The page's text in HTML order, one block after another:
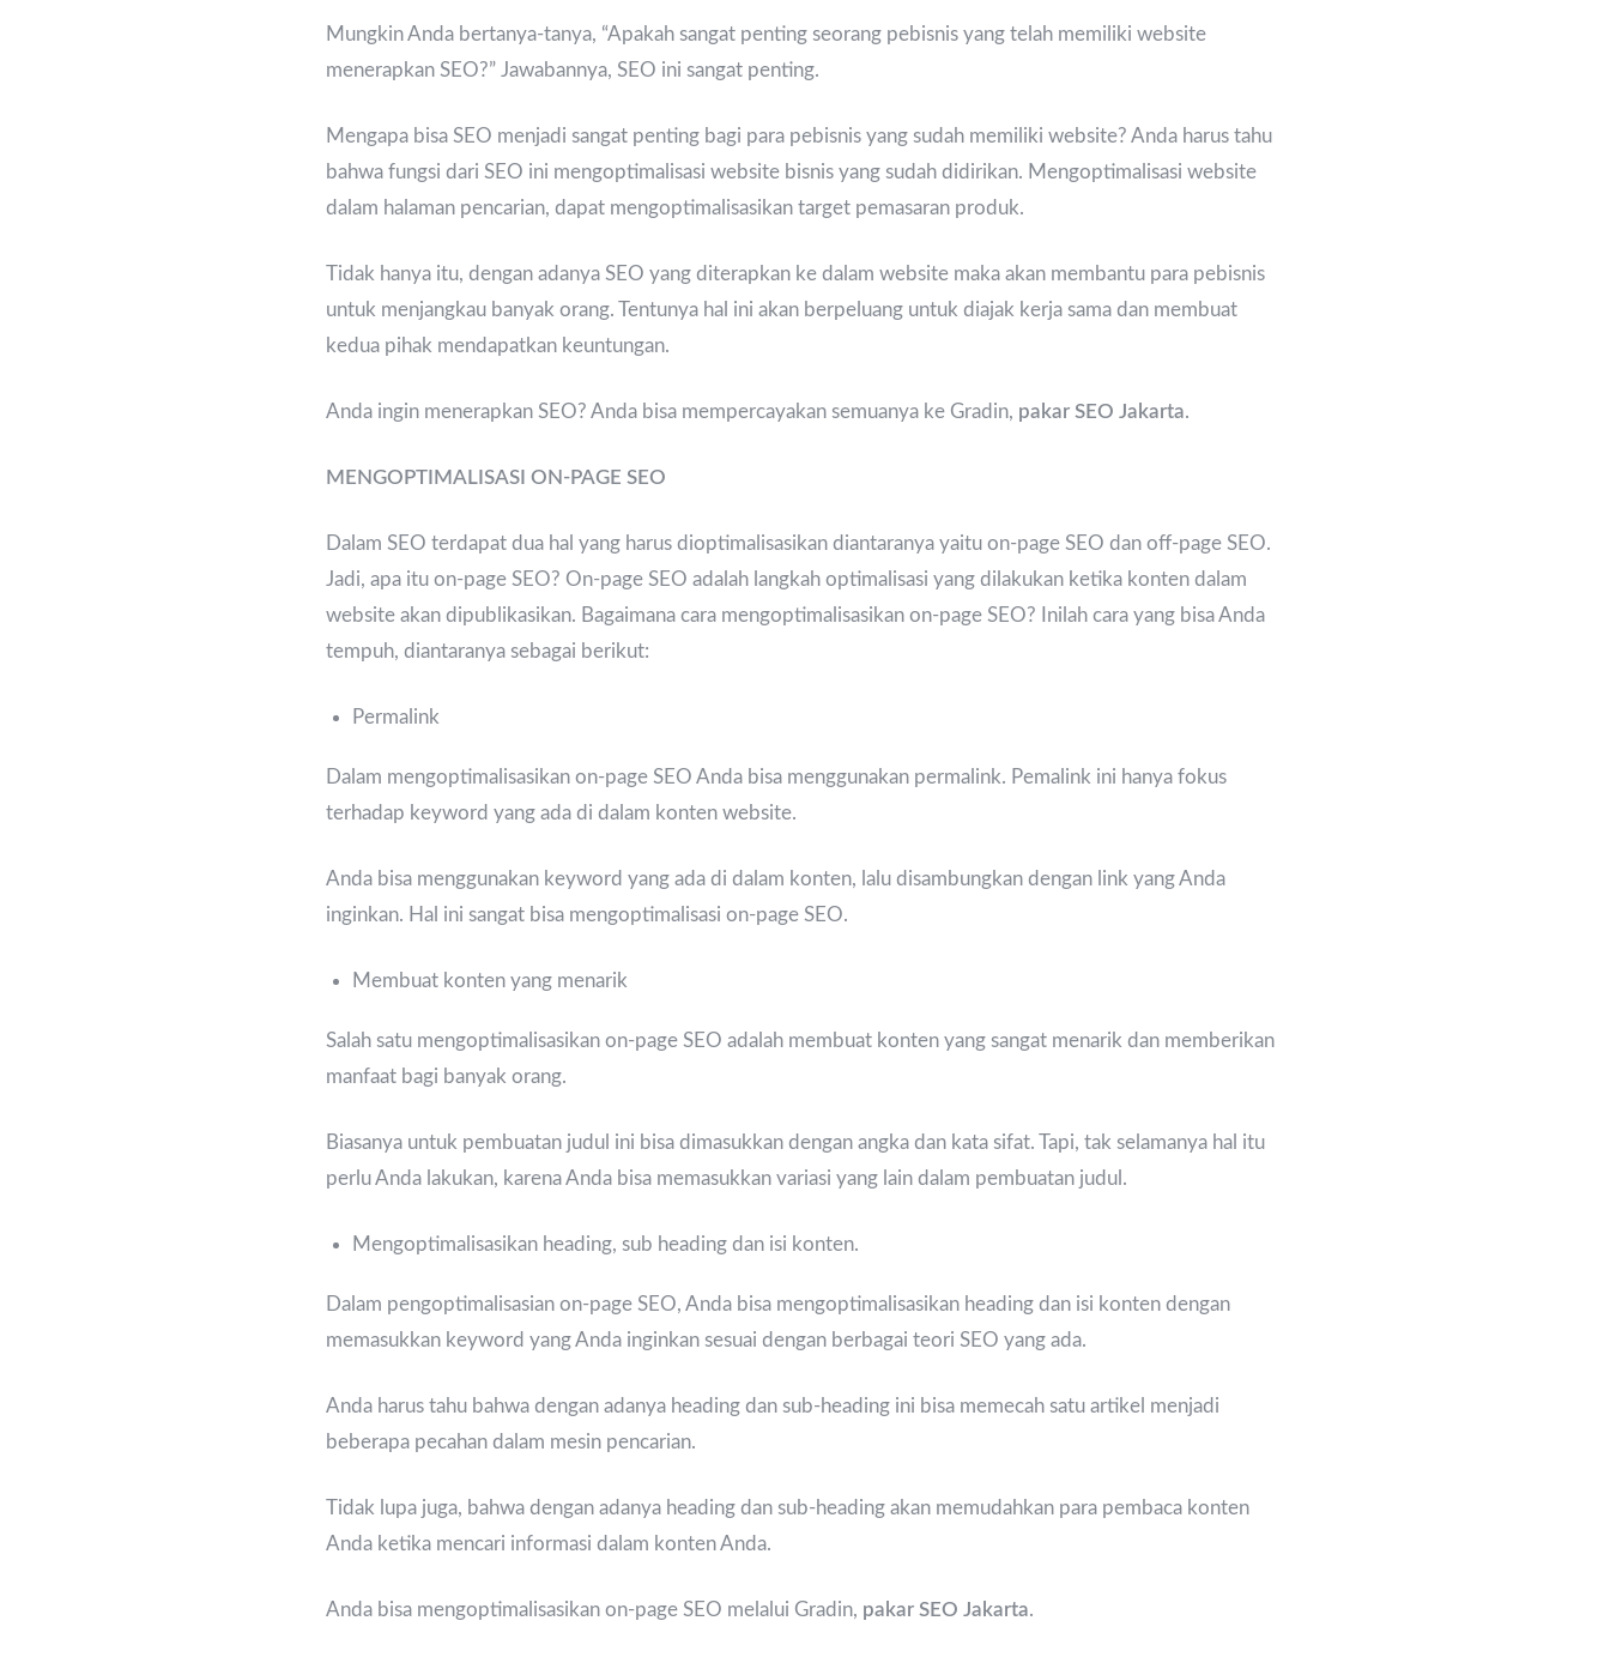
Mungkin Anda bertanya-tanya, “Apakah sangat penting seorang pebisnis yang telah memiliki website
menerapkan SEO?” Jawabannya, SEO ini sangat penting.
Mengapa bisa SEO menjadi sangat penting bagi para pebisnis yang sudah memiliki website? Anda harus tahu
bahwa fungsi dari SEO ini mengoptimalisasi website bisnis yang sudah didirikan. Mengoptimalisasi website
dalam halaman pencarian, dapat mengoptimalisasikan target pemasaran produk.
Tidak hanya itu, dengan adanya SEO yang diterapkan ke dalam website maka akan membantu para pebisnis
untuk menjangkau banyak orang. Tentunya hal ini akan berpeluang untuk diajak kerja sama dan membuat
kedua pihak mendapatkan keuntungan.
Anda ingin menerapkan SEO? Anda bisa mempercayakan semuanya ke Gradin, pakar SEO Jakarta.
MENGOPTIMALISASI ON-PAGE SEO
Dalam SEO terdapat dua hal yang harus dioptimalisasikan diantaranya yaitu on-page SEO dan off-page SEO.
Jadi, apa itu on-page SEO? On-page SEO adalah langkah optimalisasi yang dilakukan ketika konten dalam
website akan dipublikasikan. Bagaimana cara mengoptimalisasikan on-page SEO? Inilah cara yang bisa Anda
tempuh, diantaranya sebagai berikut:
Permalink
Dalam mengoptimalisasikan on-page SEO Anda bisa menggunakan permalink. Pemalink ini hanya fokus
terhadap keyword yang ada di dalam konten website.
Anda bisa menggunakan keyword yang ada di dalam konten, lalu disambungkan dengan link yang Anda
inginkan. Hal ini sangat bisa mengoptimalisasi on-page SEO.
Membuat konten yang menarik
Salah satu mengoptimalisasikan on-page SEO adalah membuat konten yang sangat menarik dan memberikan
manfaat bagi banyak orang.
Biasanya untuk pembuatan judul ini bisa dimasukkan dengan angka dan kata sifat. Tapi, tak selamanya hal itu
perlu Anda lakukan, karena Anda bisa memasukkan variasi yang lain dalam pembuatan judul.
Mengoptimalisasikan heading, sub heading dan isi konten.
Dalam pengoptimalisasian on-page SEO, Anda bisa mengoptimalisasikan heading dan isi konten dengan
memasukkan keyword yang Anda inginkan sesuai dengan berbagai teori SEO yang ada.
Anda harus tahu bahwa dengan adanya heading dan sub-heading ini bisa memecah satu artikel menjadi
beberapa pecahan dalam mesin pencarian.
Tidak lupa juga, bahwa dengan adanya heading dan sub-heading akan memudahkan para pembaca konten
Anda ketika mencari informasi dalam konten Anda.
Anda bisa mengoptimalisasikan on-page SEO melalui Gradin, pakar SEO Jakarta.